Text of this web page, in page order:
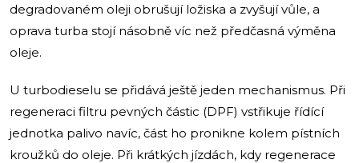
degradovaném oleji obrušují ložiska a zvyšují vůle, a
oprava turba stojí násobně víc než předčasná výměna
oleje.
U turbodieselu se přidává ještě jeden mechanismus. Při
regeneraci filtru pevných částic (DPF) vstřikuje řídící
jednotka palivo navíc, část ho pronikne kolem pístních
kroužků do oleje. Při krátkých jízdách, kdy regenerace